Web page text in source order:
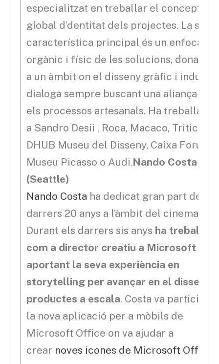
especialitzat en treballar el concepte
global d’dentitat dels projectes. La seva
característica principal és un
orgànic i físic de les solucions, donant
a un àmbit on el disseny gràfic i
dialoga sempre buscant una aliança
els processos artesanals. Ha treballat
a Sandro Desii , Roca, Macaco, Triticum,
DHUB Museu del Disseny, Caixa Forum,
Museu Picasso o Audi.Nando Costa
(Seattle)
Nando Costa ha dedicat gran part dels
darrers 20 anys a l’àmbit del cinema
Durant els darrers sis anys ha treballat
com a director creatiu a Microsoft
aportant la seva experiència en
storytelling per avançar en el disseny
productes a escala. Costa va participar
la nova aplicació per a mòbils de
Microsoft Office on va ajudar a
crear noves icones de Microsoft Office